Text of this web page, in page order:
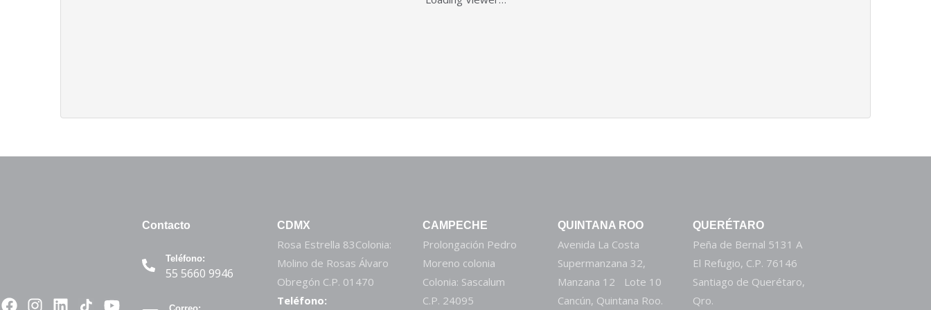
Contacto
Teléfono:
55 5660 9946
CDMX
Rosa Estrella 83Colonia:
Molino de Rosas Álvaro
Obregón C.P. 01470
Teléfono:
CAMPECHE
Prolongación Pedro
Moreno colonia
Colonia: Sascalum
C.P. 24095
QUINTANA ROO
Avenida La Costa
Supermanzana 32,
Manzana 12 Lote 10
Cancún, Quintana Roo.
QUERÉTARO
Peña de Bernal 5131 A
El Refugio, C.P. 76146
Santiago de Querétaro,
Qro.